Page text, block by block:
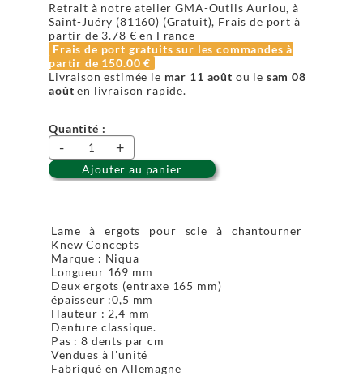
Retrait à notre atelier GMA-Outils Auriou, à
Saint-Juéry (81160) (Gratuit), Frais de port à
partir de 3.78 € en France
Frais de port gratuits sur les commandes à
partir de 150.00 €
Livraison estimée le mar 11 août ou le sam 08
août en livraison rapide.
Quantité :
- +
Ajouter au panier
Lame à ergots pour scie à chantourner
Knew Concepts
Marque : Niqua
Longueur 169 mm
Deux ergots (entraxe 165 mm)
épaisseur :0,5 mm
Hauteur : 2,4 mm
Denture classique.
Pas : 8 dents par cm
Vendues à l'unité
Fabriqué en Allemagne